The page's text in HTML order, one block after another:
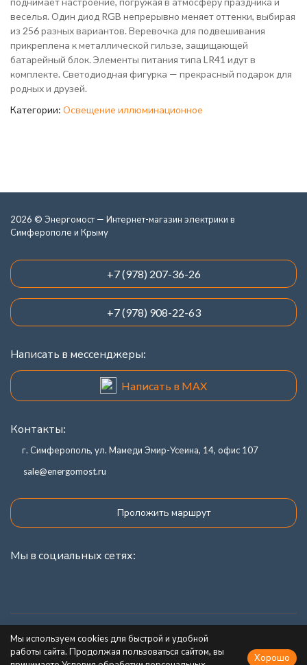
веселья. Один диод RGB непрерывно меняет оттенки, выбирая
из 256 разных вариантов. Веревочка для подвешивания
прикреплена к металлической гильзе, защищающей
батарейный блок. Элементы питания типа LR41 идут в
комплекте. Светодиодная фигурка — прекрасный подарок для
родных и друзей.
Категории: Освещение иллюминационное
2026 © Энергомост — Интернет-магазин электрики в
Симферополе и Крыму
+7 (978) 207-36-26
+7 (978) 908-22-63
Написать в мессенджеры:
Написать в MAX
Контакты:
г. Симферополь, ул. Мамеди Эмир-Усеина, 14, офис 107
sale@energomost.ru
Проложить маршрут
Мы в социальных сетях:
Каталог товаров
Информация
Мы используем cookies для быстрой и удобной
работы сайта. Продолжая пользоваться сайтом, вы
Хорошо